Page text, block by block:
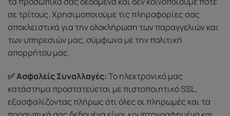
σε τρίτους. Χρησιμοποιούμε τις πληροφορίες σας
αποκλειστικά για την ολοκλήρωση των παραγγελιών και
των υπηρεσιών μας, σύμφωνα με την πολιτική
απορρήτου μας.
✅ Ασφαλείς Συναλλαγές:Το ηλεκτρονικό μας
κατάστημα προστατεύεται με πιστοποιητικό SSL,
εξασφαλίζοντας πλήρως ότι όλες οι πληρωμές και τα